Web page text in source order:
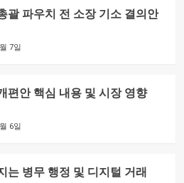
괄 파우치 전 소장 기소 결의안
7일
편안 핵심 내용 및 시장 영향
6일
는 병무 행정 및 디지털 거래